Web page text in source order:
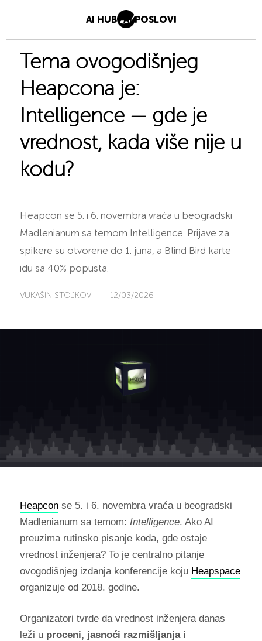
AI HUB AI POSLOVI
Tema ovogodišnjeg
Heapcona je:
Intelligence — gde je
vrednost, kada više nije u
kodu?
Heapcon se 5. i 6. novembra vraća u beogradski
Madlenianum sa temom Intelligence. Prijave za
spikere su otvorene do 1. juna, a Blind Bird karte
idu sa 40% popusta.
VUKAŠIN STOJKOV — 12/03/2026
Heapconse 5. i 6. novembra vraća u beogradski
Madlenianum sa temom: Intelligence. Ako AI
preuzima rutinsko pisanje koda, gde ostaje
vrednost inženjera? To je centralno pitanje
ovogodišnjeg izdanja konferencije koju Heapspace
organizuje od 2018. godine.
Organizatori tvrde da vrednost inženjera danas
leži u proceni, jasnoći razmišljanja i